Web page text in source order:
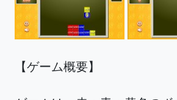
【ゲーム概要】